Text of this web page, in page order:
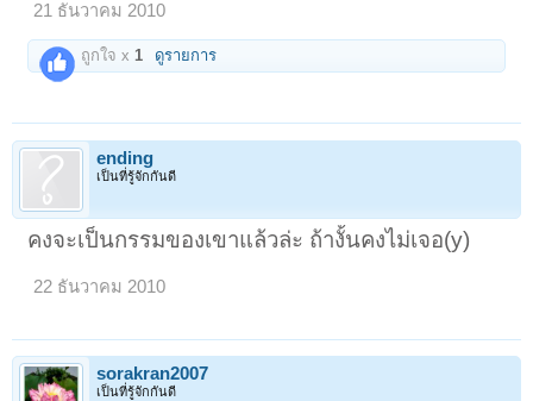
21 ธันวาคม 2010
ถูกใจ x1 ดูรายการ
ending
เป็นที่รู้จักกันดี
คงจะเป็นกรรมของเขาแล้วล่ะ ถ้างั้นคงไม่เจอ(y)
22 ธันวาคม 2010
sorakran2007
เป็นที่รู้จักกันดี